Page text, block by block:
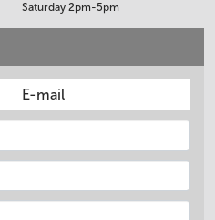
Saturday 2pm-5pm